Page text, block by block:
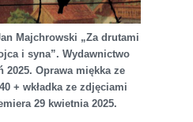
Majchrowski „Za drutami
i syna”. Wydawnictwo
2025. Oprawa miękka ze
+ wkładka ze zdjęciami
29 kwietnia 2025.